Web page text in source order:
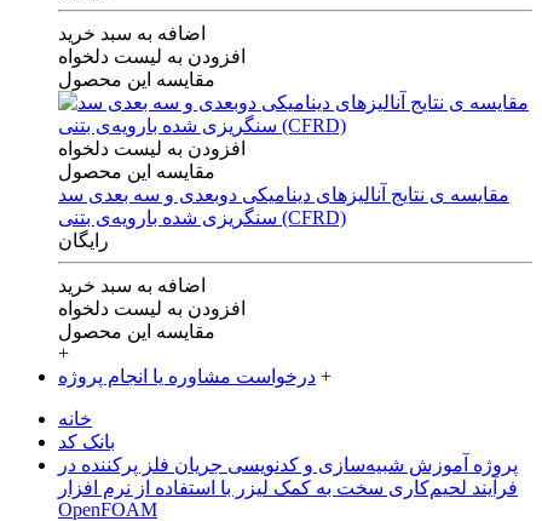
اضافه به سبد خرید
افزودن به لیست دلخواه
مقایسه این محصول
افزودن به لیست دلخواه
مقایسه این محصول
مقایسه ی‌ نتایج آنالیزهای‌ دینامیکی‌ دوبعدی‌ و‌ سه بعدی‌ سد
سنگریزی‌ شده با‌رویه‌ی‌ بتنی‌ (CFRD)
رایگان
اضافه به سبد خرید
افزودن به لیست دلخواه
مقایسه این محصول
+
درخواست مشاوره یا انجام پروژه +
خانه
بانک کد
پروژه آموزش شبیه‌سازی و کدنویسی جریان فلز پرکننده در
فرآیند لحیم‌کاری سخت به کمک لیزر با استفاده از نرم افزار
OpenFOAM